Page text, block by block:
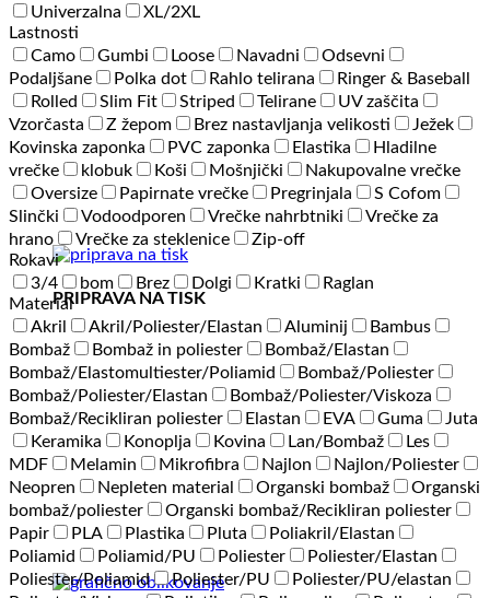
PRIPRAVA NA TISK
Univerzalna
XL/2XL
Lastnosti
Camo
Gumbi Loose Navadni
Odsevni
Podaljšane
Polka dot Rahlo telirana
Ringer & Baseball
Rolled
Slim Fit Striped Telirane
UV zaščita
Vzorčasta
Z žepom Brez nastavljanja velikosti
Ježek
Kovinska zaponka
PVC zaponka Elastika
Hladilne
vrečke
klobuk Koši Mošnjički
Nakupovalne vrečke
Oversize
Papirnate vrečke Pregrinjala
S Cofom
Slinčki
Vodoodporen Vrečke nahrbtniki
Vrečke za
hrano
Vrečke za steklenice
Zip-off
Rokavi
3/4
bom Brez Dolgi Kratki
Raglan
Material
Akril
Akril/Poliester/Elastan Aluminij
Bambus
Bombaž
Bombaž in poliester
Bombaž/Elastan
Bombaž/Elastomultiester/Poliamid
Bombaž/Poliester
Bombaž/Poliester/Elastan
Bombaž/Poliester/Viskoza
Bombaž/Recikliran poliester
Elastan EVA Guma
Juta
Keramika
Konoplja Kovina Lan/Bombaž
Les
MDF
Melamin Mikrofibra Najlon
Najlon/Poliester
Neopren
Nepleten material Organski bombaž
Organski
bombaž/poliester
Organski bombaž/Recikliran poliester
Papir
PLA Plastika Pluta
Poliakril/Elastan
Poliamid
Poliamid/PU Poliester
Poliester/Elastan
Poliester/Poliamid
Poliester/PU
Poliester/PU/elastan